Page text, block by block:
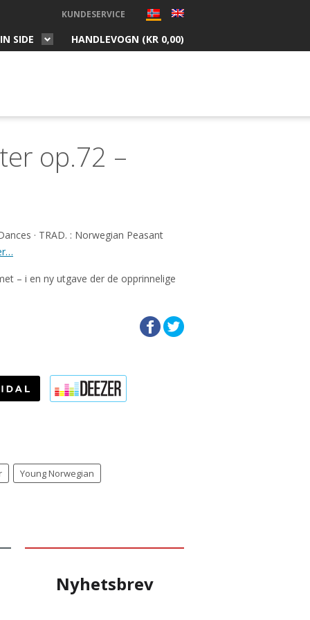
KUNDESERVICE
SIDE HANDLEVOGN (KR 0,00)
op.72 –
· TRAD. : Norwegian Peasant
– i en ny utgave der de opprinnelige
Young Norwegian
Nyhetsbrev